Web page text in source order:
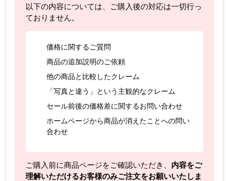
以下の内容については、ご購入後の対応は一切行っ
ておりません。
価格に関するご質問
商品の追加説明のご依頼
他の商品と比較したクレーム
「写真と違う」という主観的なクレーム
セール前後の価格差に関するお問い合わせ
ホームページから商品が消えたことへの問い
合わせ
ご購入前に商品ページをご確認いただき、 内容をご
理解いただけるお客様のみご注文をお願いいたしま